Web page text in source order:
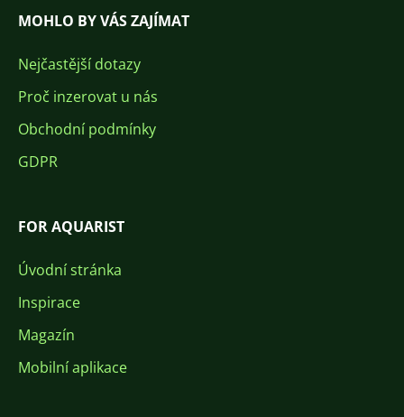
MOHLO BY VÁS ZAJÍMAT
Nejčastější dotazy
Proč inzerovat u nás
Obchodní podmínky
GDPR
FOR AQUARIST
Úvodní stránka
Inspirace
Magazín
Mobilní aplikace